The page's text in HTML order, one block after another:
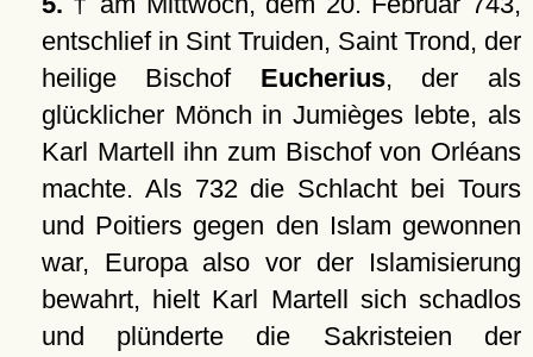
entschlief in Sint Truiden, Saint Trond, der
heilige Bischof Eucherius, der als
glücklicher Mönch in Jumièges lebte, als
Karl Martell ihn zum Bischof von Orléans
machte. Als 732 die Schlacht bei Tours
und Poitiers gegen den Islam gewonnen
war, Europa also vor der Islamisierung
bewahrt, hielt Karl Martell sich schadlos
und plünderte die Sakristeien der